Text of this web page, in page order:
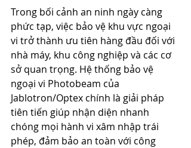
Trong bối cảnh an ninh ngày càng
phức tạp, việc bảo vệ khu vực ngoại
vi trở thành ưu tiên hàng đầu đối với
nhà máy, khu công nghiệp và các cơ
sở quan trọng. Hệ thống bảo vệ
ngoại vi Photobeam của
Jablotron/Optex chính là giải pháp
tiên tiến giúp nhận diện nhanh
chóng mọi hành vi xâm nhập trái
phép, đảm bảo an toàn với công